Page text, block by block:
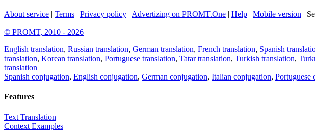
About service | Terms | Privacy policy | Advertizing on PROMT.One | Help | Mobile version |
© PROMT, 2010 - 2026
English translation, Russian translation, German translation, French translation, Spanish
translation, Korean translation, Portuguese translation, Tatar translation, Turkish translation,
translation
Spanish conjugation, English conjugation, German conjugation, Italian conjugation, Portuguese
Features
Text Translation
Context Examples